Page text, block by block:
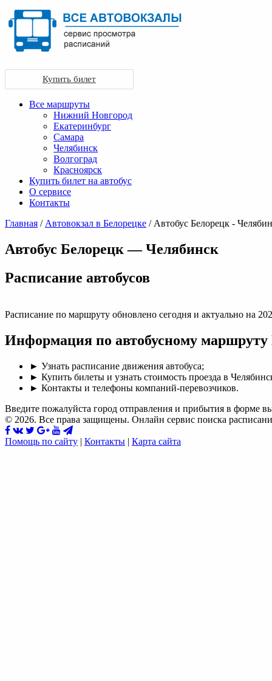
Купить билет
Все маршруты
Нижний Новгород
Екатеринбург
Самара
Челябинск
Волгоград
Красноярск
Купить билет на автобус
О сервисе
Контакты
Главная / Автовокзал в Белорецке / Автобус Белорецк -
Автобус Белорецк — Челябинск
Раcписание автобусов
Расписание по маршруту обновлено сегодня и актуально на
Информация по автобусному
► Узнать расписание движения автобуса;
► Купить билеты и узнать стоимость проезда в
► Контакты и телефоны компаний-перевозчиков.
Введите пожалуйста город отправления и прибытия в форме
© 2026. Все права защищены. Онлайн сервис поиска
Помощь по сайту | Контакты | Карта сайта